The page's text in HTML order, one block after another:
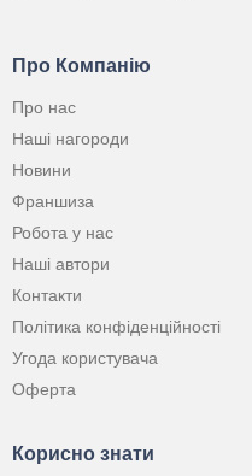
Про Компанію
Про нас
Наші нагороди
Новини
Франшиза
Робота у нас
Наші автори
Контакти
Політика конфіденційності
Угода користувача
Оферта
Корисно знати